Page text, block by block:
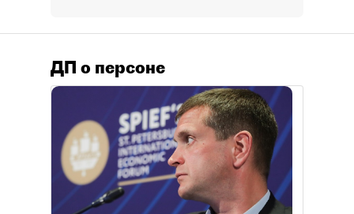
ДП о персоне